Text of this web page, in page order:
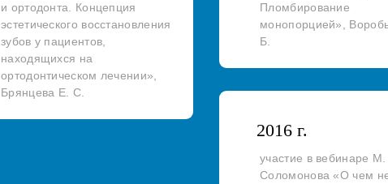
и ортодонта. Концепция
эстетического восстановления
зубов у пациентов,
находящихся на
ортодонтическом лечении»,
Брянцева Е. С.
Пломбирование
монопорцией»,
Б.
2016 г.
участие в вебинаре М.
Соломонова «О чем